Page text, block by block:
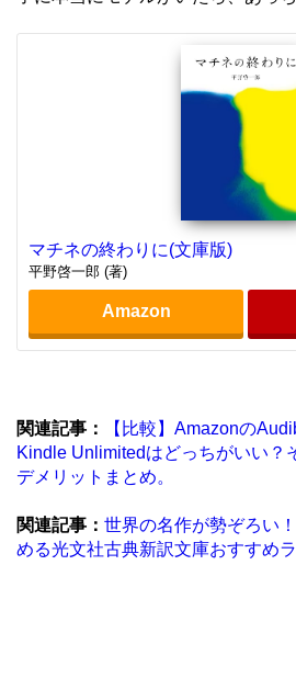
マチネの終わりに(文庫版)
平野啓一郎 (著)
Amazon
関連記事：
【比較】Amazonの
Kindle Unlimitedはどっちがいい？
デメリットまとめ。
関連記事： 世界の名作が勢ぞろい
める光文社古典新訳文庫おすすめラ